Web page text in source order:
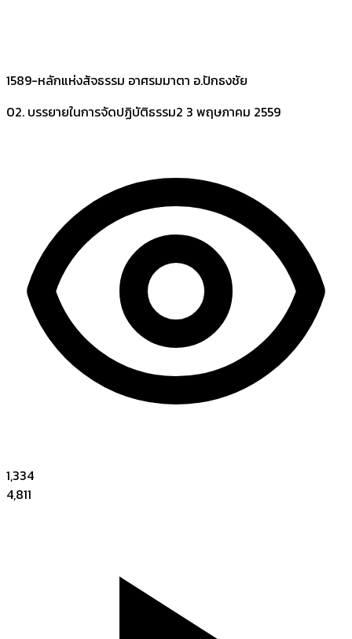
1589-หลักแห่งสัจธรรม อาศรมมาตา อ.ปักธงชัย
02. บรรยายในการจัดปฏิบัติธรรม2 3 พฤษภาคม 2559
1,334
4,811